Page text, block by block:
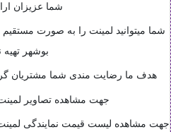
شما عزیزان
شما میتوانید لمینت را به صورت مستقیم
بوشهر تهیه
هدف ما رضایت مندی شما مشتریان
جهت مشاهده تصاویر
جهت مشاهده لیست قیمت نمایندگی لمینت